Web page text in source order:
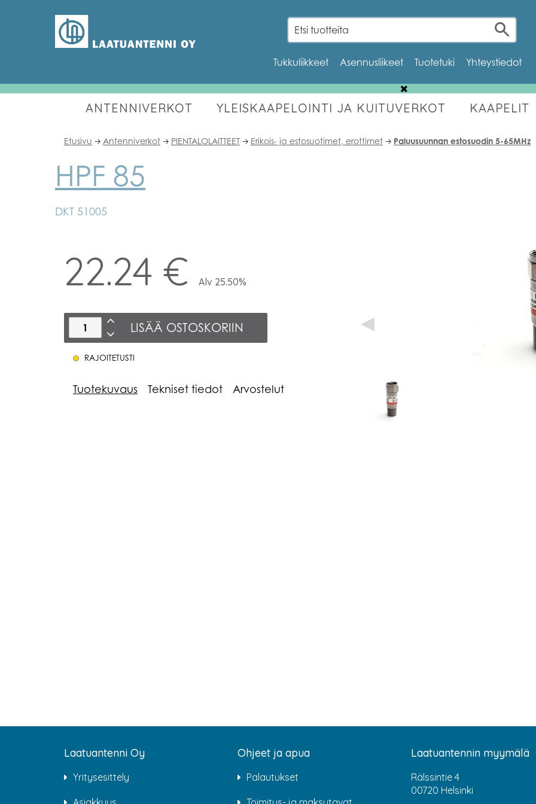
Tukkuliikkeet Asennusliikeet Tuotetuki Yhteystiedot
ANTENNIVERKOT YLEISKAAPELOINTI JA KUITUVERKOT
KAAPELIT
OUTLET
Etusivu 🡢 Antenniverkot 🡢 PIENTALOLAITTEET 🡢 Erikois- ja estosuotimet, erottimet 🡢 Paluusuunnan estosuodin 5-65MHz
HPF 85
DKT 51005
22.24 € Alv 25.50%
LISÄÄ OSTOSKORIIN
RAJOITETUSTI
Tuotekuvaus Tekniset tiedot Arvostelut
◀
Laatuantenni Oy
Yritysesittely
Ohjeet ja apua
Palautukset
Laatuantennin myymälä
Rälssintie 4
00720 Helsinki